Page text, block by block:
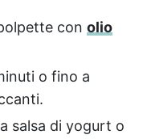
con olio
o fino a
salsa di yogurt o